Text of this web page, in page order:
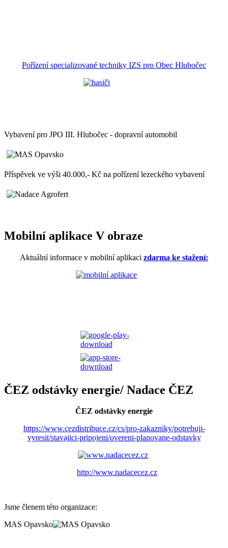
Pořízení specializované techniky IZS pro Obec Hlubočec
Vybavení pro JPO III. Hlubočec - dopravní automobil
Příspěvek ve výši 40.000,- Kč na pořízení lezeckého vybavení
Mobilní aplikace V obraze
Aktuální informace v mobilní aplikaci zdarma ke stažení:
ČEZ odstávky energie/ Nadace ČEZ
ČEZ odstávky energie
https://www.cezdistribuce.cz/cs/pro-zakazniky/potrebuji-
vyresit/stavajici-pripojeni/overeni-planovane-odstavky
http://www.nadacecez.cz
Jsme členem této organizace:
MAS Opavsko